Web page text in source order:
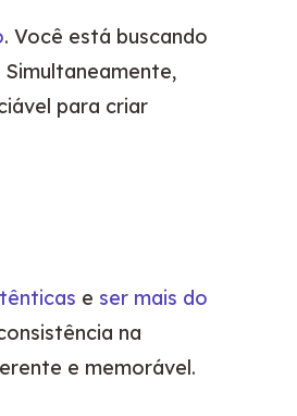
. Você está buscando
para criar
e ser mais do
na
e memorável.